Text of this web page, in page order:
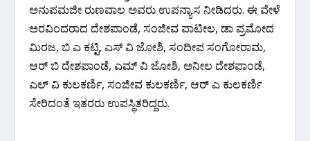
ಅನುಪಮಜೀ ರುಣವಾಲ ಅವರು ಉಪನ್ಯಾಸ ನೀಡಿದರು. ಈ ವೇಳೆ
ಅರವಿಂದರಾದ ದೇಶಪಾಂಡೆ, ಸಂಜೀವ ಪಾಟೀಲ, ಡಾ ಪ್ರಮೋದ
ಮಿರಜ, ಬಿ ಎ ಕಟ್ಟಿ, ಎಸ್ ವಿ ಜೋಶಿ, ಸಂದೀಪ ಸಂಗೋರಾಮ,
ಆರ್ ಬಿ ದೇಶಪಾಂಡೆ, ಎಮ್ ವಿ ಜೋಶಿ, ಅನೀಲ ದೇಶಪಾಂಡೆ,
ಎಲ್ ವಿ ಕುಲಕರ್ಣಿ, ಸಂಜೀವ ಕುಲಕರ್ಣಿ, ಆರ್ ಎ ಕುಲಕರ್ಣಿ
ಸೇರಿದಂತೆ ಇತರರು ಉಪಸ್ಥಿತರಿದ್ದರು.